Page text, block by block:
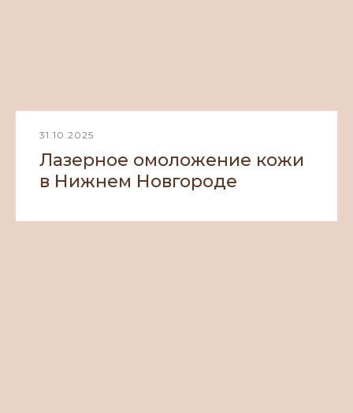
31.10.2025
Лазерное омоложение кожи
в Нижнем Новгороде